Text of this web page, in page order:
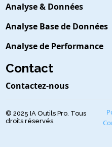
Analyse & Données
Analyse Base de Données
Analyse de Performance
Contact
Contactez-nous
© 2025 IA Outils Pro. Tous
droits réservés.